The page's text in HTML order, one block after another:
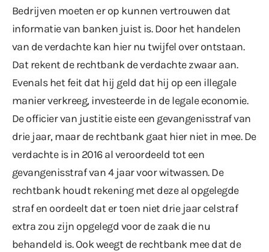
Bedrijven moeten er op kunnen vertrouwen dat
informatie van banken juist is. Door het handelen
van de verdachte kan hier nu twijfel over ontstaan.
Dat rekent de rechtbank de verdachte zwaar aan.
Evenals het feit dat hij geld dat hij op een illegale
manier verkreeg, investeerde in de legale economie.
De officier van justitie eiste een gevangenisstraf van
drie jaar, maar de rechtbank gaat hier niet in mee. De
verdachte is in 2016 al veroordeeld tot een
gevangenisstraf van 4 jaar voor witwassen. De
rechtbank houdt rekening met deze al opgelegde
straf en oordeelt dat er toen niet drie jaar celstraf
extra zou zijn opgelegd voor de zaak die nu
behandeld is. Ook weegt de rechtbank mee dat de